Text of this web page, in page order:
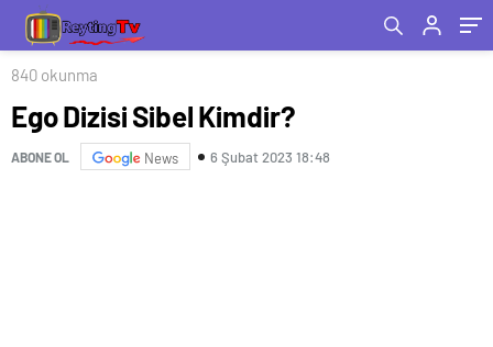
840 okunma
Ego Dizisi Sibel Kimdir?
ABONE OL News 6 Şubat 2023 18:48